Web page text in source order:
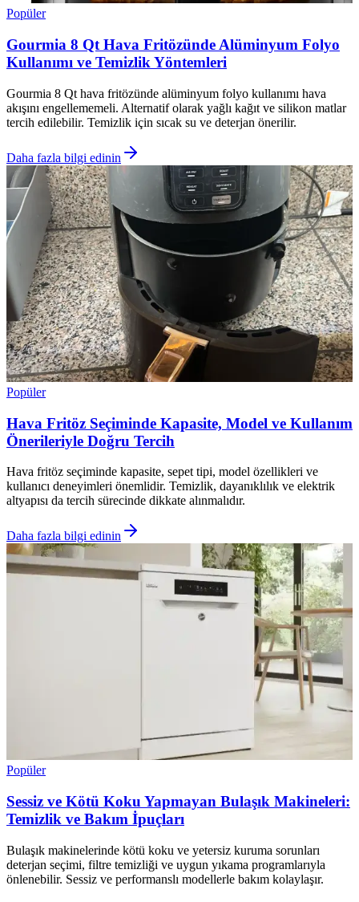
Popüler
Gourmia 8 Qt Hava Fritözünde Alüminyum Folyo
Kullanımı ve Temizlik Yöntemleri
Gourmia 8 Qt hava fritözünde alüminyum folyo kullanımı hava
akışını engellememeli. Alternatif olarak yağlı kağıt ve silikon matlar
tercih edilebilir. Temizlik için sıcak su ve deterjan önerilir.
Daha fazla bilgi edinin
Popüler
Hava Fritöz Seçiminde Kapasite, Model ve Kullanım
Önerileriyle Doğru Tercih
Hava fritöz seçiminde kapasite, sepet tipi, model özellikleri ve
kullanıcı deneyimleri önemlidir. Temizlik, dayanıklılık ve elektrik
altyapısı da tercih sürecinde dikkate alınmalıdır.
Daha fazla bilgi edinin
Popüler
Sessiz ve Kötü Koku Yapmayan Bulaşık Makineleri:
Temizlik ve Bakım İpuçları
Bulaşık makinelerinde kötü koku ve yetersiz kuruma sorunları
deterjan seçimi, filtre temizliği ve uygun yıkama programlarıyla
önlenebilir. Sessiz ve performanslı modellerle bakım kolaylaşır.